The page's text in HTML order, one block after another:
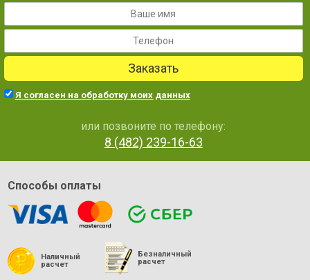
Заказать
Я согласен на обработку моих данных
или позвоните по телефону:
8 (482) 239-16-63
Способы оплаты
Наличный
расчет
Безналичный
расчет